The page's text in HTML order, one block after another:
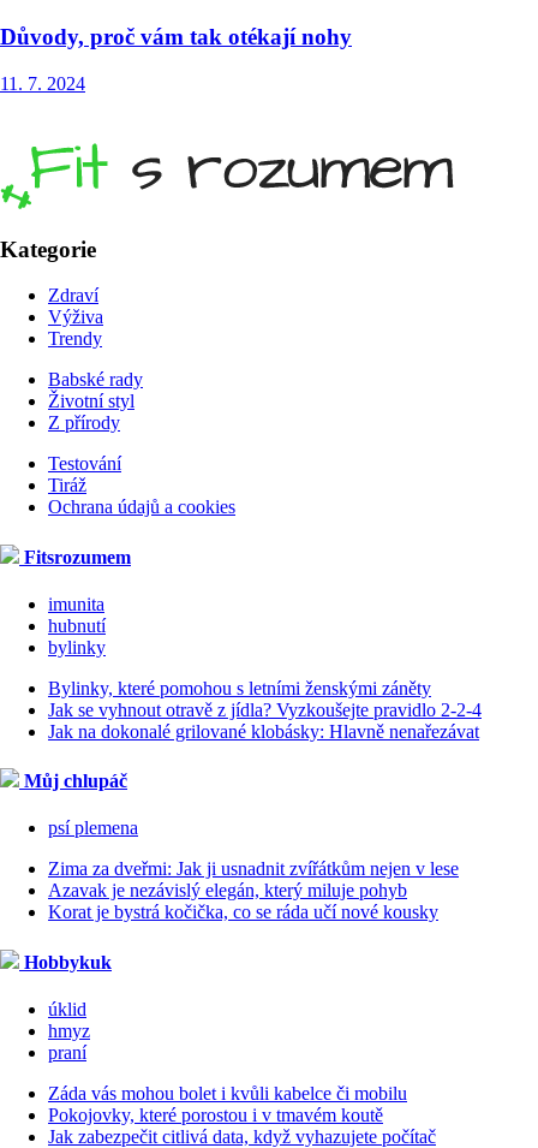
Důvody, proč vám tak otékají nohy
11. 7. 2024
Kategorie
Zdraví
Výživa
Trendy
Babské rady
Životní styl
Z přírody
Testování
Tiráž
Ochrana údajů a cookies
Fitsrozumem
imunita
hubnutí
bylinky
Bylinky, které pomohou s letními ženskými záněty
Jak se vyhnout otravě z jídla? Vyzkoušejte pravidlo 2-2-4
Jak na dokonalé grilované klobásky: Hlavně nenařezávat
Můj chlupáč
psí plemena
Zima za dveřmi: Jak ji usnadnit zvířátkům nejen v lese
Azavak je nezávislý elegán, který miluje pohyb
Korat je bystrá kočička, co se ráda učí nové kousky
Hobbykuk
úklid
hmyz
praní
Záda vás mohou bolet i kvůli kabelce či mobilu
Pokojovky, které porostou i v tmavém koutě
Jak zabezpečit citlivá data, když vyhazujete počítač